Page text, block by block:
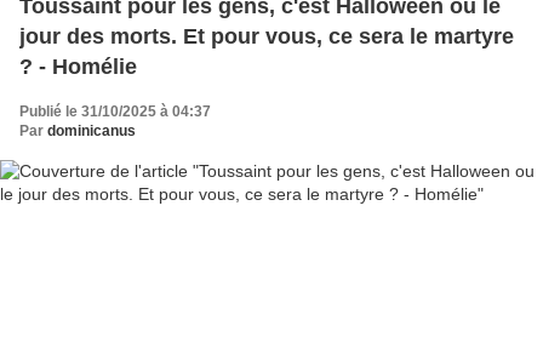
Toussaint pour les gens, c'est Halloween ou le
jour des morts. Et pour vous, ce sera le martyre
? - Homélie
Publié le 31/10/2025 à 04:37
Par dominicanus